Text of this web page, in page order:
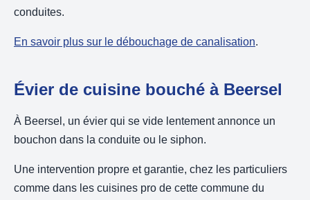
conduites.
En savoir plus sur le débouchage de canalisation.
Évier de cuisine bouché à Beersel
À Beersel, un évier qui se vide lentement annonce un
bouchon dans la conduite ou le siphon.
Une intervention propre et garantie, chez les particuliers
comme dans les cuisines pro de cette commune du